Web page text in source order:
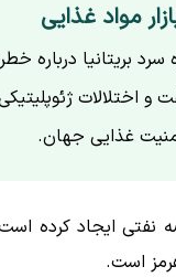
مواد غذایی
سرد بریتانیا درباره
اختلالات
غذایی جهان.
نفتی ایجاد کرده
است.